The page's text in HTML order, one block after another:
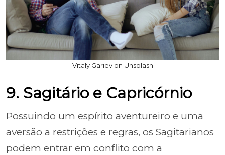
Vitaly Gariev on Unsplash
9. Sagitário e Capricórnio
Possuindo um espírito aventureiro e uma
aversão a restrições e regras, os Sagitarianos
podem entrar em conflito com a